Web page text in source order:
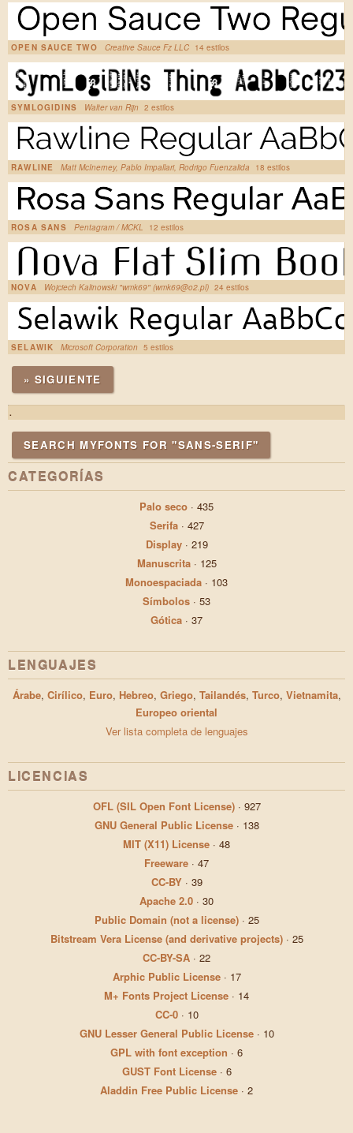
OPEN SAUCE TWO Creative Sauce Fz LLC 14 estilos
SYMLOGIDINS Walter van Rijn 2 estilos
RAWLINE Matt McInerney, Pablo Impallari, Rodrigo Fuenzalida 18 estilos
ROSA SANS Pentagram / MCKL 12 estilos
NOVA Wojciech Kalinowski "wmk69" (wmk69@o2.pl) 24 estilos
SELAWIK Microsoft Corporation 5 estilos
» SIGUIENTE
.
SEARCH MYFONTS FOR "SANS-SERIF"
CATEGORÍAS
Palo seco · 435
Serifa· 427
Display· 219
Manuscrita· 125
Monoespaciada · 103
Símbolos · 53
Gótica · 37
LENGUAJES
Árabe, Cirílico, Euro, Hebreo, Griego, Tailandés, Turco, Vietnamita,
Europeo oriental
Ver lista completa de lenguajes
LICENCIAS
OFL (SIL Open Font License)· 927
GNU General Public License· 138
MIT (X11) License · 48
Freeware · 47
CC-BY· 39
Apache 2.0 · 30
Public Domain (not a license)· 25
Bitstream Vera License (and derivative projects)· 25
CC-BY-SA · 22
Arphic Public License· 17
M+ Fonts Project License · 14
CC-0· 10
GNU Lesser General Public License· 10
GPL with font exception · 6
GUST Font License· 6
Aladdin Free Public License · 2